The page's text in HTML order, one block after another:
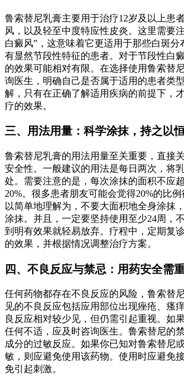
鲁索替尼乳膏主要用于治疗12岁及以上患
风，以及轻至中度特应性皮炎。这里需要
白癜风”，这意味着它更适用于那些白斑分
有显然节段性特征的患者。对于节段性白
的效果可能相对有限。在选择使用鲁索替
询医生，明确自己是否属于适用的患者类
解，只有在正确了解适用疾病的前提下，
疗的效果。
三、用法用量：科学涂抹，持之以
鲁索替尼乳膏的用法用量至关重要，直接
安全性。一般建议的用法是每日两次，将
处。需要注意的是，每次涂抹的面积不应
20%。很多患者朋友可能会觉得20%的比
以简单地理解为，不要大面积地全身涂抹
涂抹。并且，一定要坚持使用至少24周，
到明有效果就轻易放弃。疗程中，定期复
的效果，并根据情况调整治疗方案。
四、不良反应与禁忌：用药安全需
任何药物都存在不良反应的风险，鲁索替
见的不良反应包括应用部位出现痤疮、瘙
良反应相对较少见，但仍需引起重视。如
任何不适，应及时咨询医生。鲁索替尼的
成分的过敏反应。如果你已知对鲁索替尼
敏，则应避免使用该药物。使用时应避免
免引起刺激。